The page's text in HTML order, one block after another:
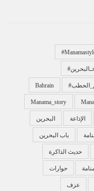
Bahrain
Manama_story
الإذاعة البحرين
باب البحرين
حديث الذاكرة
حوارات
عزف